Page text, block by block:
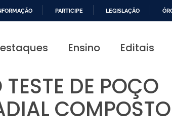
PARTICIPE LEGISLAÇÃO
Ensino Editais
DE POÇO
COMPOSTO